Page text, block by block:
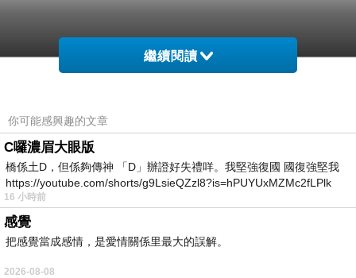
繼續閱讀
你可能感興趣的文章
C囉濃眉大眼版
橋係土D，但係夠傳神 「D」辦證好失禮咩。我堅強復國 國復強堅我
https://youtube.com/shorts/g9LsieQZzl8?is=hPUYUxMZMc2fLPlk
16 小時前
感覺
把感覺當成感情，是愛情關係里最大的誤解。
2026-08-08